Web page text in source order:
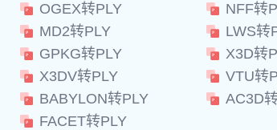
OGEX转PLY
NFF转
MD2转PLY
LWS转
GPKG转PLY
X3D转
X3DV转PLY
VTU转
BABYLON转PLY
AC3D
FACET转PLY